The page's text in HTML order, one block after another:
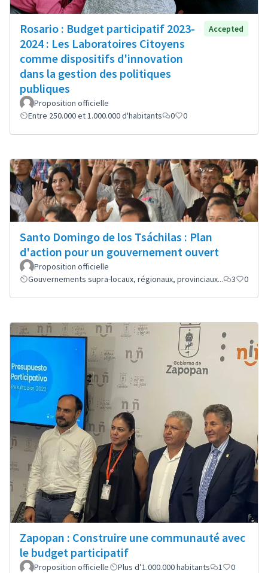
Rosario : Budget participatif 2023-
2024 : Les Laboratoires Citoyens
comme dispositifs d'innovation
dans la gestion des politiques
publiques
Accepted
Proposition officielle
Entre 250.000 et 1.000.000 d'habitants
0 0
Santo Domingo de los Tsáchilas : Plan
d'action pour un gouvernement ouvert
Proposition officielle
Gouvernements supra-locaux, régionaux, provinciaux...
3 0
Zapopan : Construire une communauté avec
le budget participatif
Proposition officielle Plus d’1.000.000 habitants 1 0